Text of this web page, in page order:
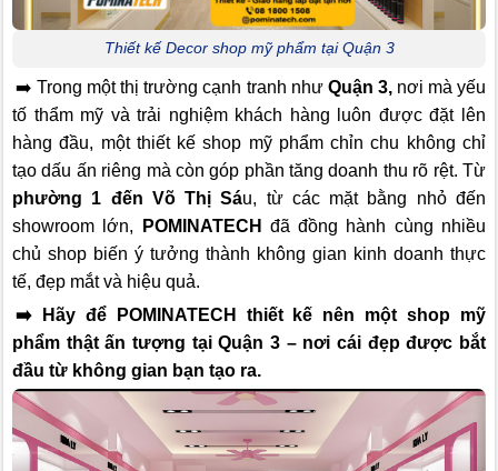
Thiết kế Decor shop mỹ phẩm tại Quận 3
➡️ Trong một thị trường cạnh tranh như Quận 3,nơi mà yếu
tố thẩm mỹ và trải nghiệm khách hàng luôn được đặt lên
hàng đầu, một thiết kế shop mỹ phẩm chỉn chu không chỉ
tạo dấu ấn riêng mà còn góp phần tăng doanh thu rõ rệt. Từ
phường 1 đến Võ Thị Sáu, từ các mặt bằng nhỏ đến
showroom lớn,
POMINATECH đã đồng hành cùng nhiều
chủ shop biến ý tưởng thành không gian kinh doanh thực
tế, đẹp mắt và hiệu quả.
➡️ Hãy để POMINATECH thiết kế nên một shop mỹ
phẩm thật ấn tượng tại Quận 3 – nơi cái đẹp được bắt
đầu từ không gian bạn tạo ra.